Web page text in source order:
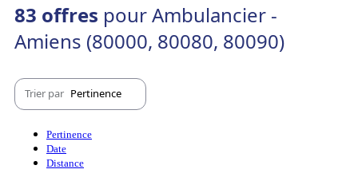
83 offres pour Ambulancier -
Amiens (80000, 80080, 80090)
Trier par Pertinence
Pertinence
Date
Distance